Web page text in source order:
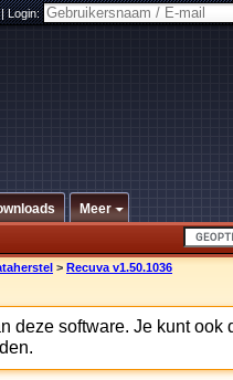
Login:
Meer
> Recuva v1.50.1036
deze software. Je kunt ook